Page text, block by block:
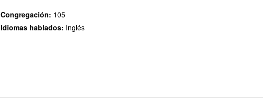
Congregación: 105
Idiomas hablados: Inglés